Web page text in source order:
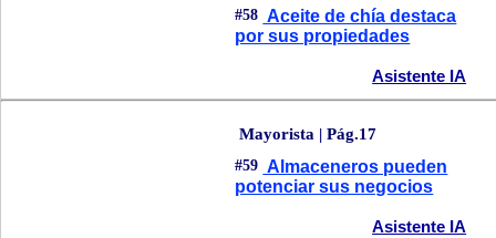
#58 Aceite de chía destaca
por sus propiedades
Asistente IA
Mayorista | Pág.17
#59 Almaceneros pueden
potenciar sus negocios
Asistente IA